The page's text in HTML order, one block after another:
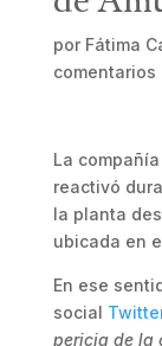
por Fátima
comentarios
La
reactivó
la planta
ubicada en
En ese
social
pericia de la